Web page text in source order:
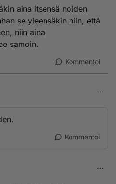
aina itsensä noiden
se yleensäkin niin, että
niin aina
samoin.
Kommentoi
Kommentoi